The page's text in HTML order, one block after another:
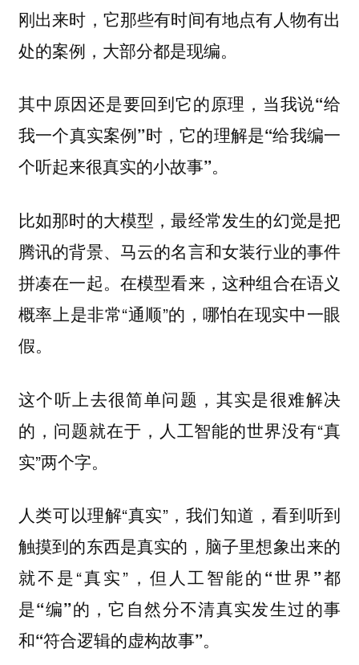
刚出来时，它那些有时间有地点有人物有出
处的案例，大部分都是现编。
其中原因还是要回到它的原理， 当我说“给
我一个真实案例”时，它的理解是“给我编一
个听起来很真实的小故事”。
比如那时的大模型，最经常发生的幻觉是把
腾讯的背景、马云的名言和女装行业的事件
拼凑在一起。在模型看来，这种组合在语义
概率上是非常“通顺”的，哪怕在现实中一眼
假。
这个听上去很简单问题，其实是很难解决
的，问题就在于，人工智能的世界没有“真
实”两个字。
人类可以理解“真实”，我们知道，看到听到
触摸到的东西是真实的，脑子里想象出来的
就不是“真实”，但 人工智能的“世界”都
是“编”的，它自然分不清真实发生过的事
和“符合逻辑的虚构故事”。